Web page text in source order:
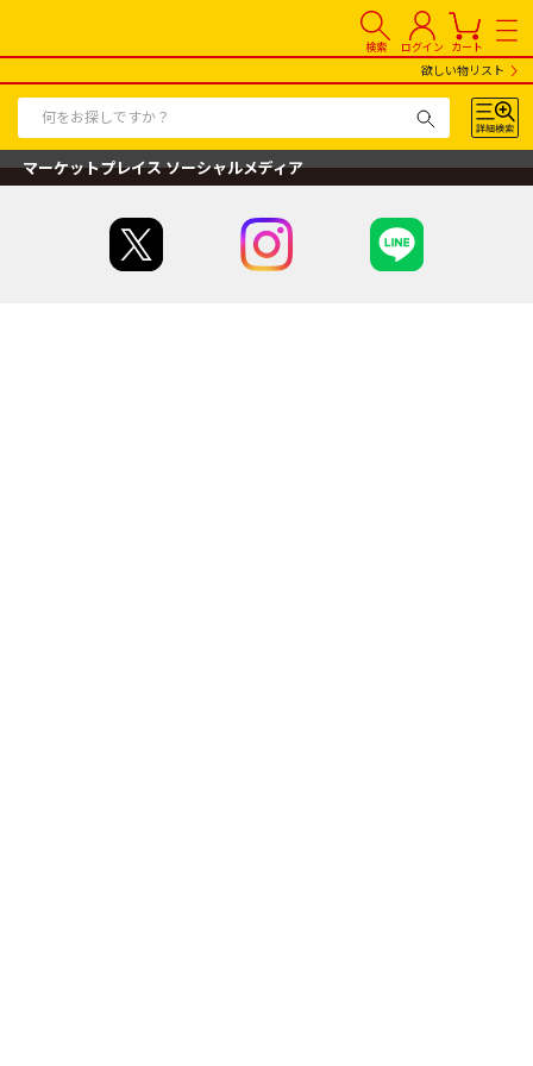
検索 ログイン カート
欲しい物リスト
マーケットプレイス ソーシャルメディア